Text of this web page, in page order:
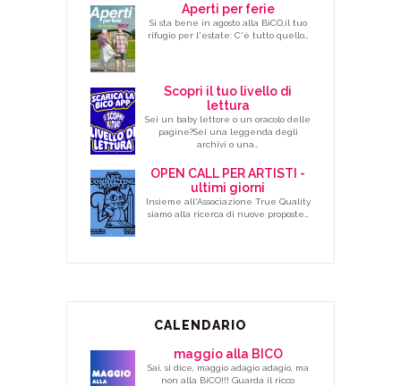
Aperti per ferie
Si sta bene in agosto alla BiCO,il tuo
rifugio per l'estate: C'è tutto quello…
Scopri il tuo livello di
lettura
Sei un baby lettore o un oracolo delle
pagine?Sei una leggenda degli
archivi o una…
OPEN CALL PER ARTISTI -
ultimi giorni
Insieme all'Associazione True Quality
siamo alla ricerca di nuove proposte…
CALENDARIO
maggio alla BICO
Sai, si dice, maggio adagio adagio, ma
non alla BiCO!!! Guarda il ricco